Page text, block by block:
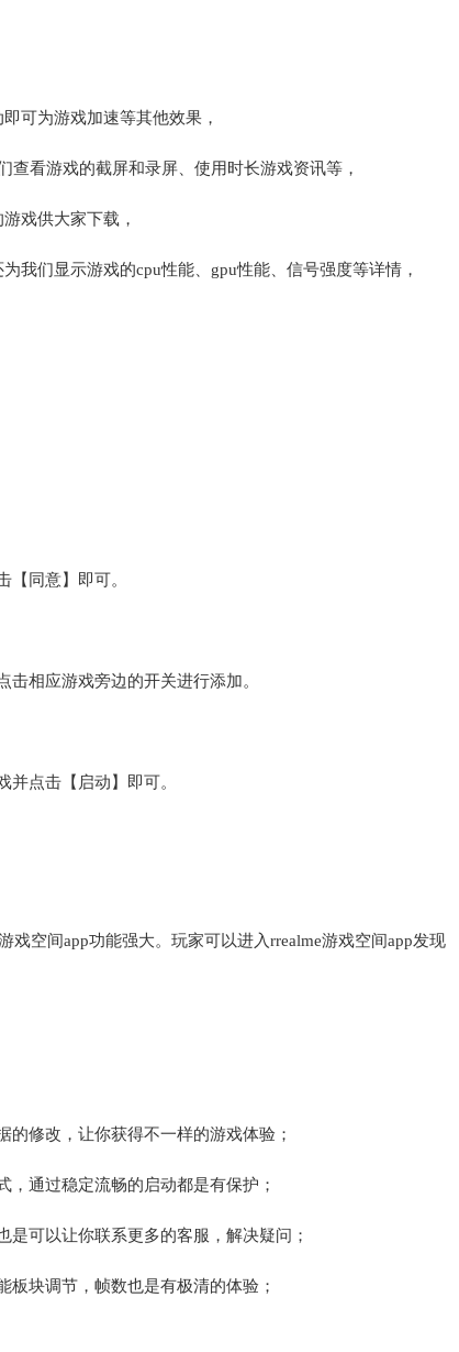
可为游戏加速等其他效果，
看游戏的截屏和录屏、使用时长游戏资讯等，
戏供大家下载，
我们显示游戏的cpu性能、gpu性能、信号强度等详情，
同意】即可。
相应游戏旁边的开关进行添加。
点击【启动】即可。
戏空间app功能强大。玩家可以进入rrealme游戏空间app发现
修改，让你获得不一样的游戏体验；
通过稳定流畅的启动都是有保护；
可以让你联系更多的客服，解决疑问；
块调节，帧数也是有极清的体验；